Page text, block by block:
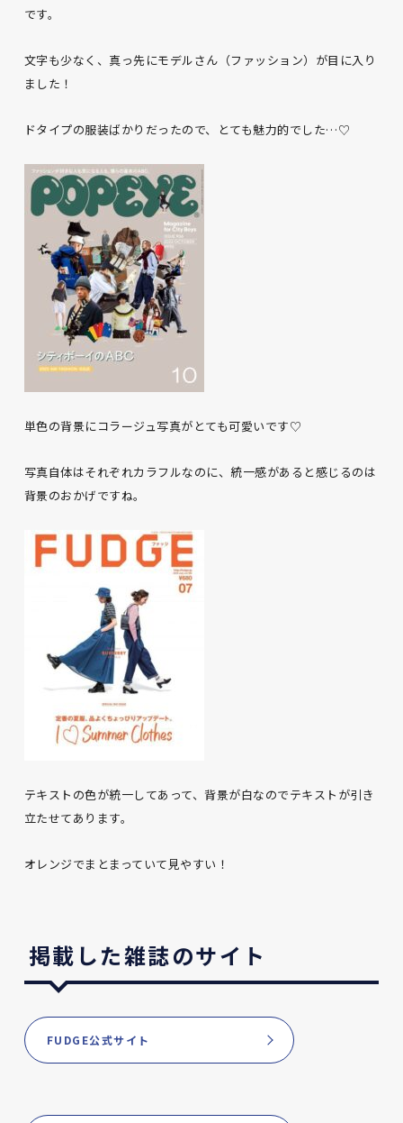
です。
文字も少なく、真っ先にモデルさん（ファッション）が目に入り
ました！
ドタイプの服装ばかりだったので、とても魅力的でした…♡
単色の背景にコラージュ写真がとても可愛いです♡
写真自体はそれぞれカラフルなのに、統一感があると感じるのは
背景のおかげですね。
テキストの色が統一してあって、背景が白なのでテキストが引き
立たせてあります。
オレンジでまとまっていて見やすい！
掲載した雑誌のサイト
FUDGE公式サイト